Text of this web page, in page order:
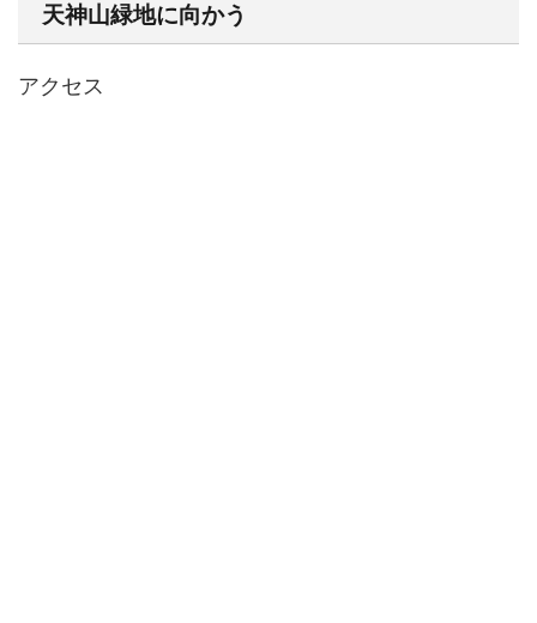
天神山緑地に向かう
アクセス